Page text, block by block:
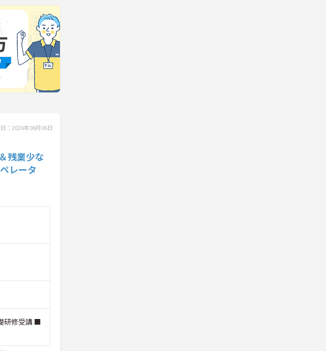
：2026年08月06日
残業少な
レータ
研修受講 ■